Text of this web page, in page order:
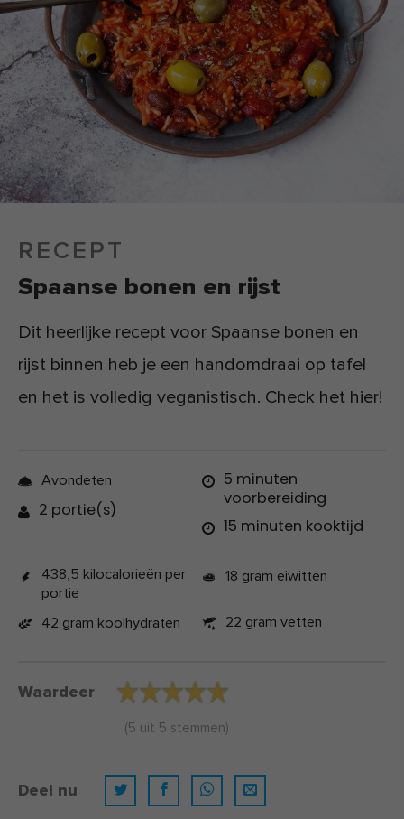
RECEPT
Spaanse bonen en rijst
Dit heerlijke recept voor Spaanse bonen en
rijst binnen heb je een handomdraai op tafel
en het is volledig veganistisch. Check het hier!
Avondeten
2 portie(s)
5 minuten
voorbereiding
15 minuten kooktijd
438,5 kilocalorieën per
portie
18 gram eiwitten
42 gram koolhydraten 22 gram vetten
Waardeer
(5 uit 5 stemmen)
Deel nu